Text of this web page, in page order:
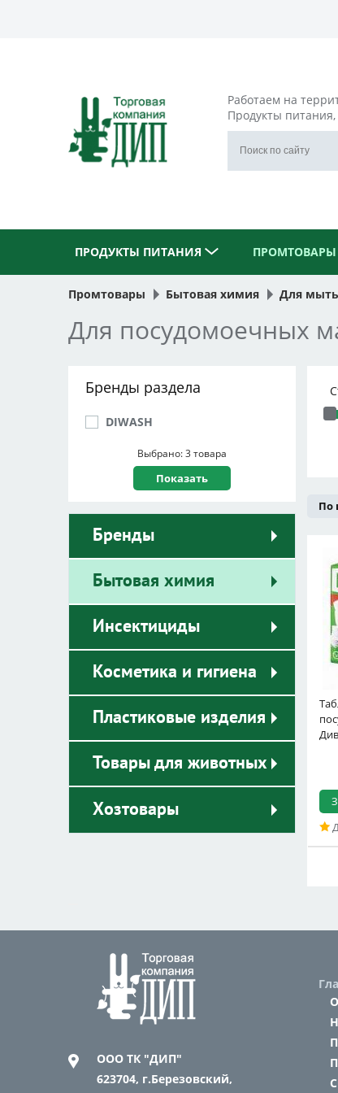
Работаем на
Продукты
ПРОДУКТЫ ПИТАНИЯ ПРОМТОВАРЫ
Промтовары Бытовая химия Для
Для посудомоечных
Бренды раздела
DIWASH
Выбрано: 3 товара
Бренды
Бытовая химия
Инсектициды
Косметика и гигиена
Пластиковые изделия
Товары для животных
Хозтовары
По
ООО ТК "ДИП"
623704, г.Березовский,